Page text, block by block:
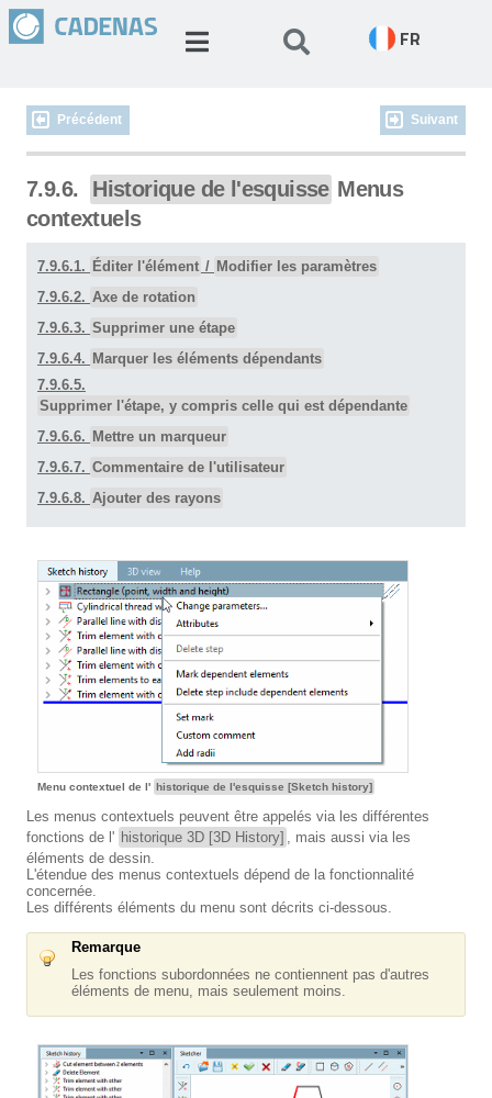
FR
Précédent Suivant
7.9.6. Historique de l'esquisse Menus
contextuels
7.9.6.1. Éditer l'élément / Modifier les paramètres
7.9.6.2. Axe de rotation
7.9.6.3. Supprimer une étape
7.9.6.4. Marquer les éléments dépendants
7.9.6.5.
Supprimer l'étape, y compris celle qui est dépendante
7.9.6.6. Mettre un marqueur
7.9.6.7. Commentaire de l'utilisateur
7.9.6.8. Ajouter des rayons
Menu contextuel de l' historique de l'esquisse [Sketch history]
Les menus contextuels peuvent être appelés via les différentes
fonctions de l' historique 3D [3D History] , mais aussi via les
éléments de dessin.
L'étendue des menus contextuels dépend de la fonctionnalité
concernée.
Les différents éléments du menu sont décrits ci-dessous.
Remarque
Les fonctions subordonnées ne contiennent pas d'autres
éléments de menu, mais seulement moins.